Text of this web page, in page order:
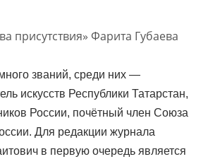
званий, среди них —
искусств Республики Татарстан,
России, почётный член Союза
Для редакции журнала
в первую очередь является